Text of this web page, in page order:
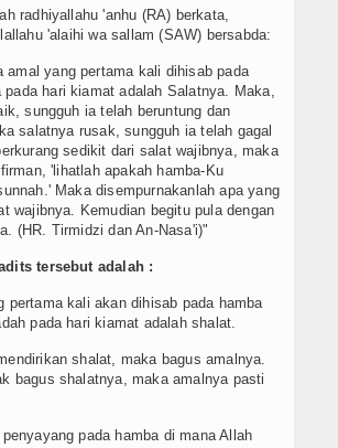
radhiyallahu 'anhu (RA) berkata,
'alaihi wa sallam (SAW) bersabda:
amal yang pertama kali dihisab pada
pada hari kiamat adalah Salatnya. Maka,
sungguh ia telah beruntung dan
salatnya rusak, sungguh ia telah gagal
sedikit dari salat wajibnya, maka
'lihatlah apakah hamba-Ku
Maka disempurnakanlah apa yang
wajibnya. Kemudian begitu pula dengan
(HR. Tirmidzi dan An-Nasa'i)"
tersebut adalah :
pertama kali akan dihisab pada hamba
pada hari kiamat adalah shalat.
shalat, maka bagus amalnya.
bagus shalatnya, maka amalnya pasti
pada hamba di mana Allah